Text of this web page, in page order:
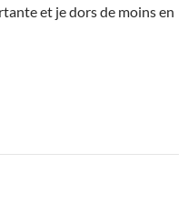
et je dors de moins en